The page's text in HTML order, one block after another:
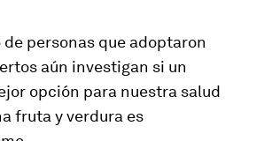
personas que adoptaron
aún investigan si un
opción para nuestra salud
fruta y verdura es